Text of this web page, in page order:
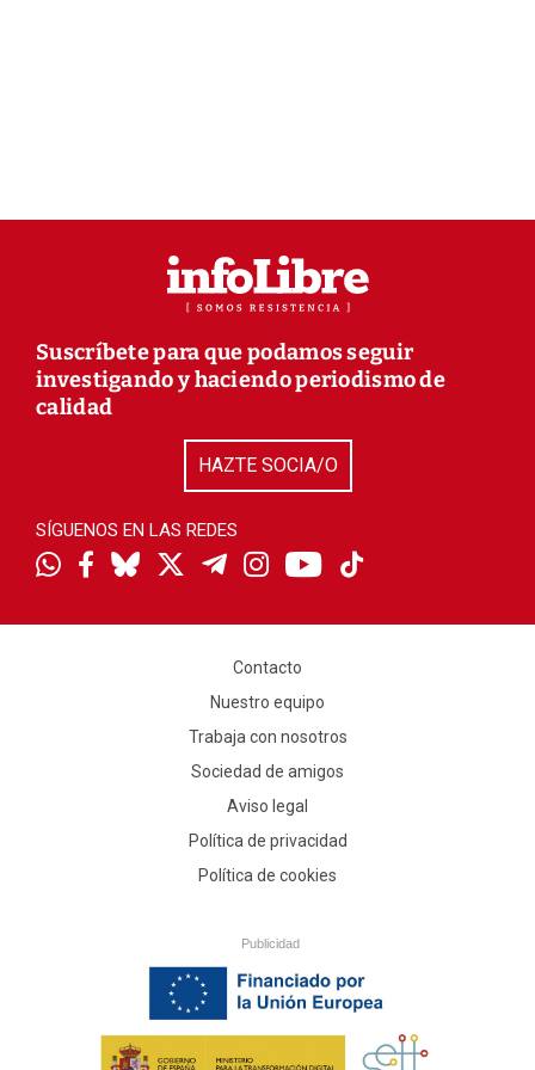
Suscríbete para que podamos seguir
investigando y haciendo periodismo de
calidad
HAZTE SOCIA/O
SÍGUENOS EN LAS REDES
Contacto
Nuestro equipo
Trabaja con nosotros
Sociedad de amigos
Aviso legal
Política de privacidad
Política de cookies
Publicidad